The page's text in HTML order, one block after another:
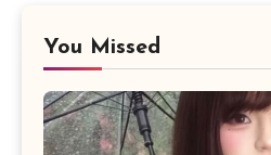
You Missed